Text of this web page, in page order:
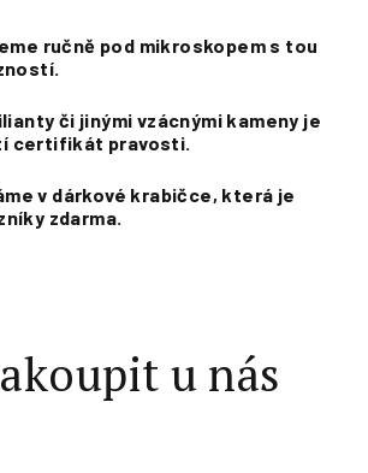
ručně pod mikroskopem s tou
či jinými vzácnými kameny je
certifikát pravosti.
v dárkové krabičce, která je
zdarma.
u nás